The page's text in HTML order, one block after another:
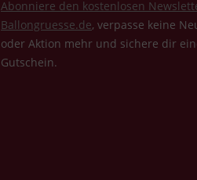
Abonniere den kostenlosen
Ballongruesse.de, verpasse keine
oder Aktion mehr und sichere dir
Gutschein.